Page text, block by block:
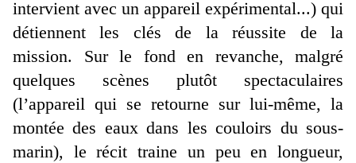
intervient avec un appareil expérimental...) qui
détiennent les clés de la réussite de la
mission. Sur le fond en revanche, malgré
quelques scènes plutôt spectaculaires
(l’appareil qui se retourne sur lui-même, la
montée des eaux dans les couloirs du sous-
marin), le récit traine un peu en longueur,